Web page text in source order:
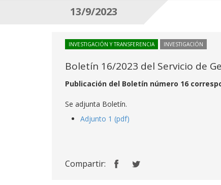
13/9/2023
INVESTIGACIÓN Y TRANSFERENCIA INVESTIGACIÓN
Boletín 16/2023 del Servicio de
Publicación del Boletín número 16
Se adjunta Boletín.
Adjunto 1 (pdf)
Compartir: